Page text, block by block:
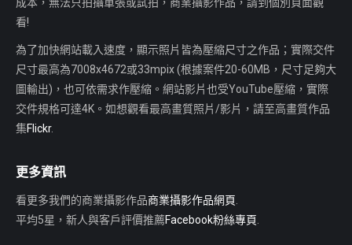
看!
為了加快網站載入速度，顯示照片皆為壓縮尺寸之作品；實際交件
尺寸最高為7008x4672或33mpix (根據案件20-60MB，尺寸足夠大
圖輸出)，也可依需求作壓縮。網站影片也受YouTube壓縮，實際
交件規格可達4K。如想觀看最高畫質照片/影片，請至高畫質作品
集Flickr.
更多資訊
看更多我們的商業攝影作品商業攝影作品網頁
平均5星，新人與客戶評價推薦Facebook粉絲專頁